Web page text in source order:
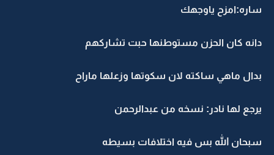
ساره:امزح ياوجهك
دانه كان الحزن مستوطنها حبت تشاركهم
بدال ماهي ساكته لان سكوتها وزعلها ماراح
يرجع لها نادر: نسخه من عبدالرحمن
سبحان الله بس فيه اختلافات بسيطه